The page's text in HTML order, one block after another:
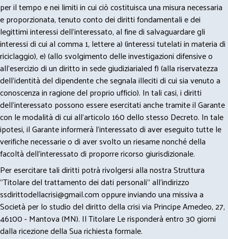
per il tempo e nei limiti in cui ciò costituisca una misura necessaria
e proporzionata, tenuto conto dei diritti fondamentali e dei
legittimi interessi dell’interessato, al fine di salvaguardare gli
interessi di cui al comma 1, lettere a) (interessi tutelati in materia di
riciclaggio), e) (allo svolgimento delle investigazioni difensive o
all’esercizio di un diritto in sede giudiziaria)ed f) (alla riservatezza
dell’identità del dipendente che segnala illeciti di cui sia venuto a
conoscenza in ragione del proprio ufficio). In tali casi, i diritti
dell’interessato possono essere esercitati anche tramite il Garante
con le modalità di cui all’articolo 160 dello stesso Decreto. In tale
ipotesi, il Garante informerà l’interessato di aver eseguito tutte le
verifiche necessarie o di aver svolto un riesame nonché della
facoltà dell’interessato di proporre ricorso giurisdizionale.
Per esercitare tali diritti potrà rivolgersi alla nostra Struttura
"Titolare del trattamento dei dati personali" all'indirizzo
ssdirittodellacrisi@gmail.comoppure inviando una missiva a
Società per lo studio del diritto della crisi via Principe Amedeo, 27,
46100 - Mantova (MN). Il Titolare Le risponderà entro 30 giorni
dalla ricezione della Sua richiesta formale.